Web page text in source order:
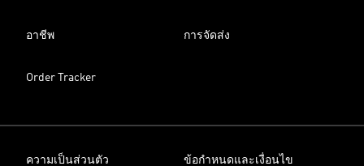
อาชีพ การจัดส่ง
Order Tracker
ความเป็นส่วนตัว ข้อกำหนดและเงื่อนไข